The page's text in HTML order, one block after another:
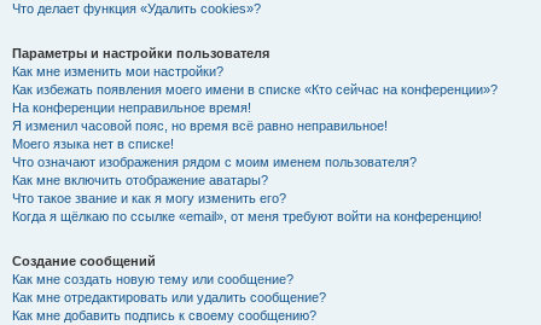
Что делает функция «Удалить cookies»?
Параметры и настройки пользователя
Как мне изменить мои настройки?
Как избежать появления моего имени в списке «Кто сейчас на конференции»?
На конференции неправильное время!
Я изменил часовой пояс, но время всё равно неправильное!
Моего языка нет в списке!
Что означают изображения рядом с моим именем пользователя?
Как мне включить отображение аватары?
Что такое звание и как я могу изменить его?
Когда я щёлкаю по ссылке «email», от меня требуют войти на конференцию!
Создание сообщений
Как мне создать новую тему или сообщение?
Как мне отредактировать или удалить сообщение?
Как мне добавить подпись к своему сообщению?